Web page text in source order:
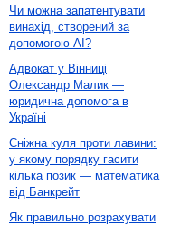
Чи можна запатентувати
винахід, створений за
допомогою AI?
Адвокат у Вінниці
Олександр Малик —
юридична допомога в
Україні
Сніжна куля проти лавини:
у якому порядку гасити
кілька позик — математика
від Банкрейт
Як правильно розрахувати